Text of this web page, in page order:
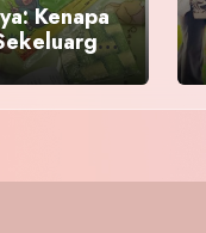
Kenapa
Pakaian